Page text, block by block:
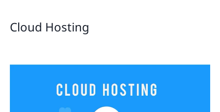
Cloud Hosting